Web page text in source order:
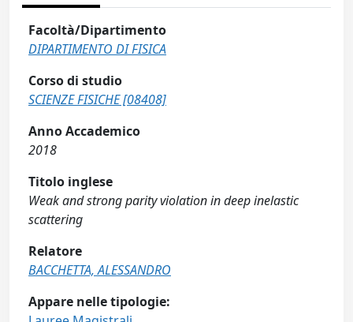
Facoltà/Dipartimento
DIPARTIMENTO DI FISICA
Corso di studio
SCIENZE FISICHE [08408]
Anno Accademico
2018
Titolo inglese
Weak and strong parity violation in deep inelastic
scattering
Relatore
BACCHETTA, ALESSANDRO
Appare nelle tipologie: